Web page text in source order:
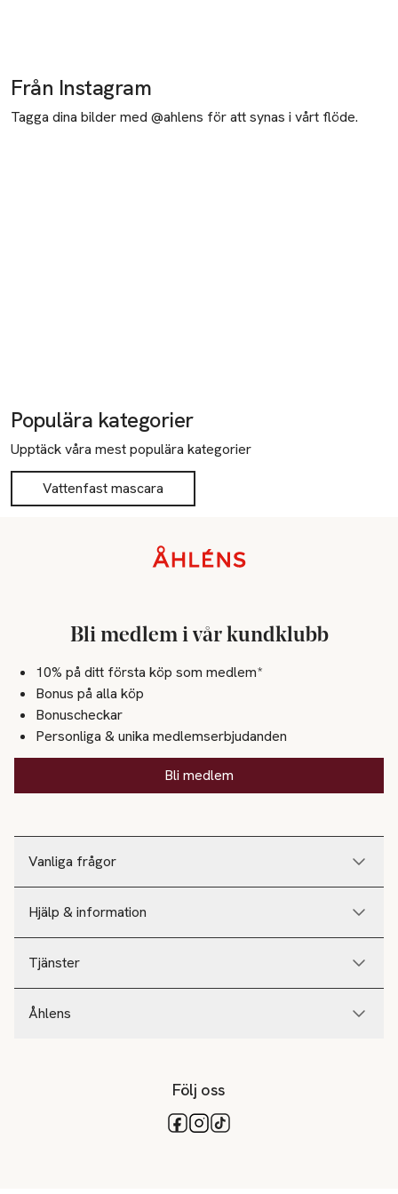
Från Instagram
Tagga dina bilder med @ahlens för att synas i vårt flöde.
Populära kategorier
Upptäck våra mest populära kategorier
Vattenfast mascara
Vanliga frågor
Hjälp & information
Tjänster
Åhlens
Bli medlem i vår kundklubb
10% på ditt första köp som medlem*
Bonus på alla köp
Bonuscheckar
Personliga & unika medlemserbjudanden
Bli medlem
Följ oss